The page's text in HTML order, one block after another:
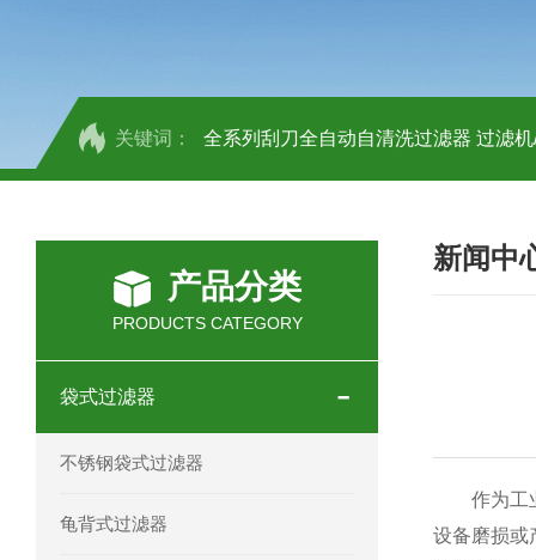
关键词： 全系列刮刀全自动自清洗过滤器 过滤
抱箍快开袋式过滤器 不锈钢材质 过滤
不锈钢正压过滤器 过滤机/器
不锈钢龟背过滤器 过滤机/器
DL-1P2S不锈钢顶入式过滤器 过滤机/
产品分类
PRODUCTS CATEGORY
袋式过滤器
不锈钢袋式过滤器
龟背式过滤器
新闻中
作为工业
设备磨损或